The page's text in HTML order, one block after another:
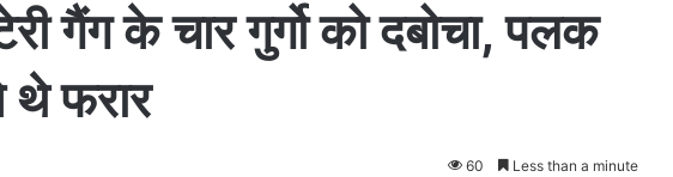
गैंग के चार गुर्गो को दबोचा, पलक
थे फरार
60 Less than a minute